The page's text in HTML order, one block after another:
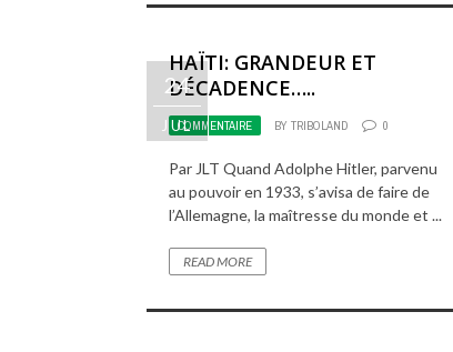
24
JUL
HAÏTI: GRANDEUR ET
DÉCADENCE…..
COMMENTAIRE BY TRIBOLAND 0
Par JLT Quand Adolphe Hitler, parvenu
au pouvoir en 1933, s’avisa de faire de
l’Allemagne, la maîtresse du monde et ...
READ MORE